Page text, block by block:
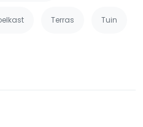
Terras Tuin